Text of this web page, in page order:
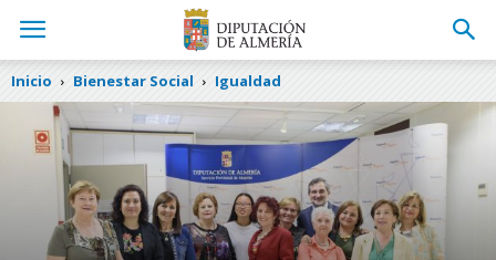
Inicio Bienestar Social Igualdad